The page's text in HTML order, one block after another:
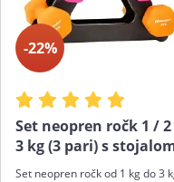
-22%
Set neopren ročk 1 /
3 kg (3 pari) s
Set neopren ročk od 1 kg do 3